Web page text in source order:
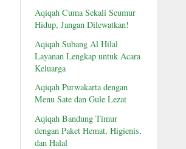
Aqiqah Cuma Sekali Seumur
Hidup, Jangan Dilewatkan!
Aqiqah Subang Al Hilal
Layanan Lengkap untuk Acara
Keluarga
Aqiqah Purwakarta dengan
Menu Sate dan Gule Lezat
Aqiqah Bandung Timur
dengan Paket Hemat, Higienis,
dan Halal